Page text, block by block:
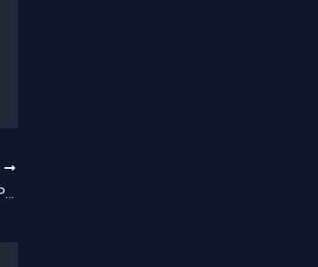
Resultado final do Concurso de Pentecoste deverá sair nesta sexta feira